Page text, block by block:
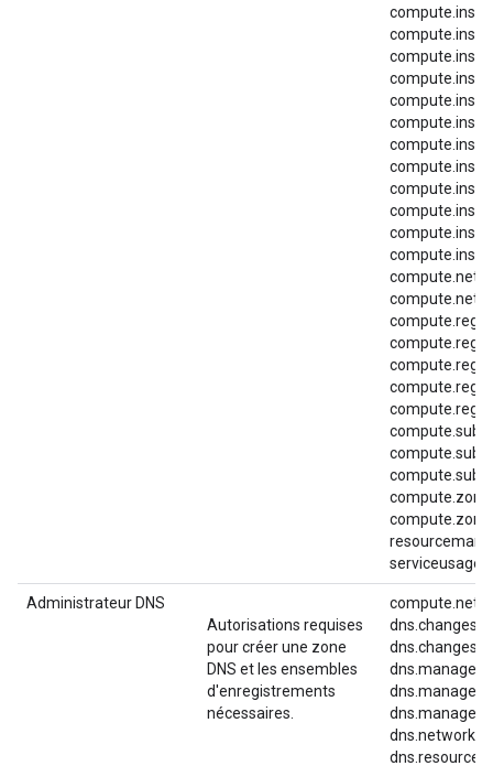
Administrateur DNS
Autorisations requises
pour créer une zone
DNS et les ensembles
d'enregistrements
nécessaires.